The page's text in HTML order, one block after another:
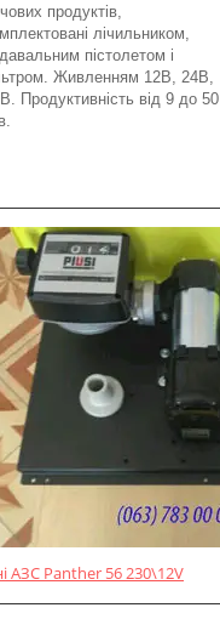
продуктів,
лічильником,
пістолетом і
Живленням 12В, 24В,
Продуктивність від 9 до 50
АЗС Panther 56 230\12V